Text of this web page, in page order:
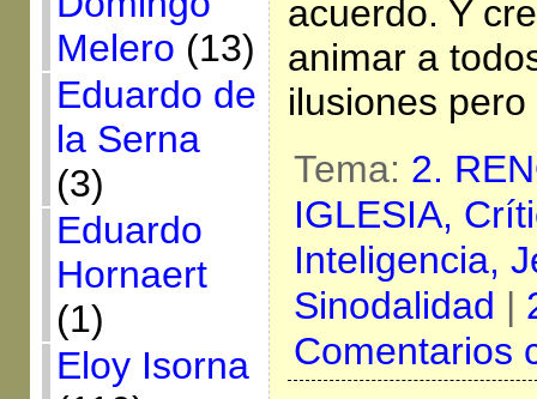
Melero (13)
Eduardo de
la Serna
(3)
Eduardo
Hornaert
(1)
Eloy Isorna
acuerdo. Y
animar a
ilusiones
Tema: 2.
IGLESIA,
Inteligencia,
Sinodalidad |
Comentarios